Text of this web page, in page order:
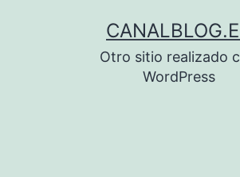
Otro sitio realizado
WordPress